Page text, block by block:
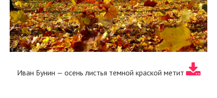
Иван Бунин — осень листья темной краской метит